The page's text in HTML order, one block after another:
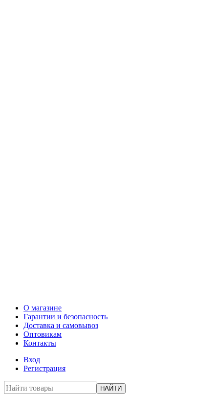
О магазине
Гарантии и безопасность
Доставка и самовывоз
Оптовикам
Контакты
Вход
Регистрация
НАЙТИ